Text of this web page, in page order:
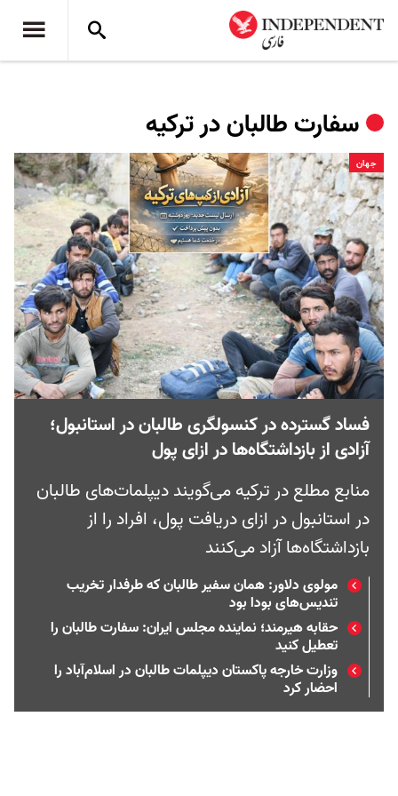
سفارت طالبان در ترکیه
جهان
فساد گسترده در کنسولگری طالبان در استانبول؛
آزادی از بازداشتگاه‌ها در ازای پول
منابع مطلع در ترکیه می‌گویند دیپلمات‌های طالبان
در استانبول در ازای دریافت پول، افراد را از
بازداشتگاه‌ها آزاد می‌کنند
مولوی دلاور: همان سفیر طالبان که طرفدار تخریب
تندیس‌های بودا بود
حقابه هیرمند؛ نماینده مجلس ایران: سفارت طالبان را
تعطیل کنید
وزارت خارجه پاکستان دیپلمات طالبان در اسلام‌آباد را
احضار کرد